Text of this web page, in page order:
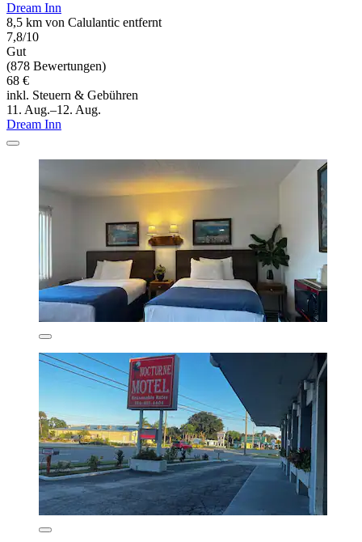
Dream Inn
8,5 km von Calulantic entfernt
7,8/10
Gut
(878 Bewertungen)
68 €
inkl. Steuern & Gebühren
11. Aug.–12. Aug.
Dream Inn